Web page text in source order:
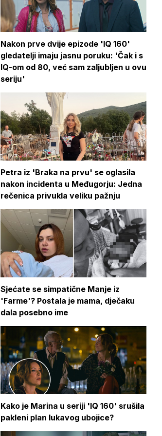
Nakon prve dvije epizode 'IQ 160'
gledatelji imaju jasnu poruku: 'Čak i s
IQ-om od 80, već sam zaljubljen u ovu
seriju'
Petra iz 'Braka na prvu' se oglasila
nakon incidenta u Međugorju: Jedna
rečenica privukla veliku pažnju
Sjećate se simpatične Manje iz
'Farme'? Postala je mama, dječaku
dala posebno ime
Kako je Marina u seriji 'IQ 160' srušila
pakleni plan lukavog ubojice?